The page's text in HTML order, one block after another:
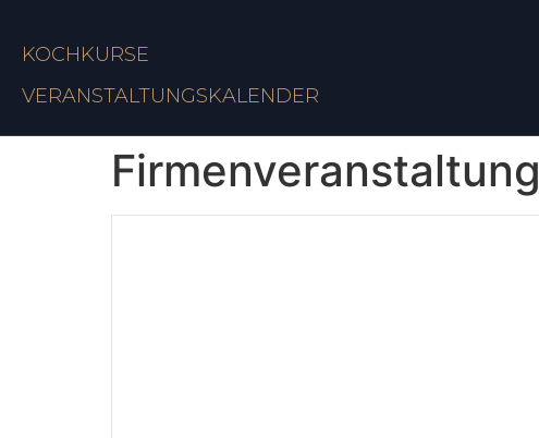
KOCHKURSE
VERANSTALTUNGSKALENDER
Firmenveranstaltung